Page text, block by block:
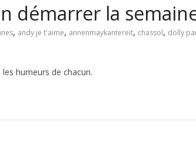
démarrer la
, andy je t'aime, annenmaykantereit, chassol, dolly
humeurs de chacun.